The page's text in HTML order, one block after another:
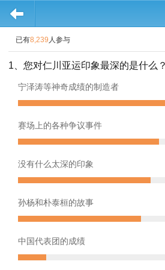
已有8,239 人参与
1、您对仁川亚运印象最深的是什么？
宁泽涛等神奇成绩的制造者
赛场上的各种争议事件
没有什么太深的印象
孙杨和朴泰桓的故事
中国代表团的成绩